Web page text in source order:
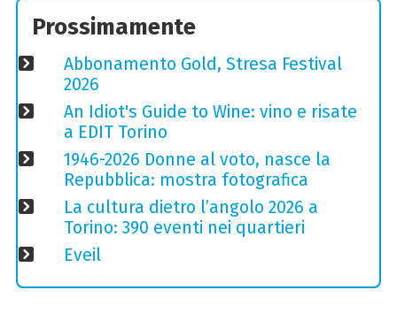
Prossimamente
Abbonamento Gold, Stresa Festival
2026
An Idiot's Guide to Wine: vino e risate
a EDIT Torino
1946-2026 Donne al voto, nasce la
Repubblica: mostra fotografica
La cultura dietro l’angolo 2026 a
Torino: 390 eventi nei quartieri
Eveil